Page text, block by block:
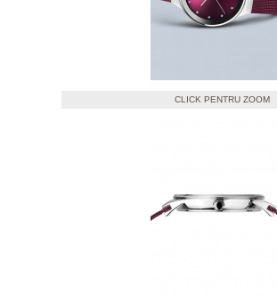
CLICK PENTRU ZOOM